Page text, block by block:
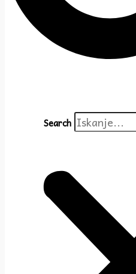
Search